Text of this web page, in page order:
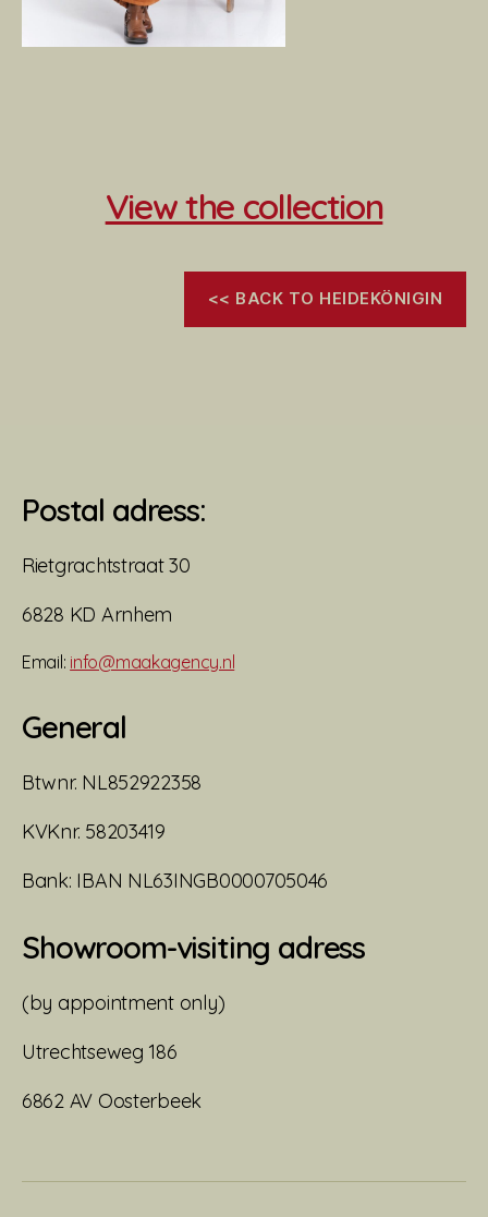
View the collection
<< BACK TO HEIDEKÖNIGIN
Postal adress:
Rietgrachtstraat 30
6828 KD Arnhem
Email: info@maakagency.nl
General
Btwnr. NL852922358
KVKnr. 58203419
Bank: IBAN NL63INGB0000705046
Showroom-visiting adress
(by appointment only)
Utrechtseweg 186
6862 AV Oosterbeek